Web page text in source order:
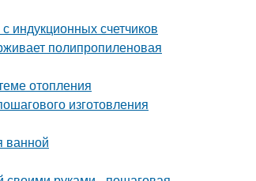
индукционных счетчиков
полипропиленовая
отопления
изготовления
ванной